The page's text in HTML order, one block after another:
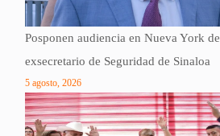
Posponen audiencia en Nueva York de
exsecretario de Seguridad de Sinaloa
5 agosto, 2026